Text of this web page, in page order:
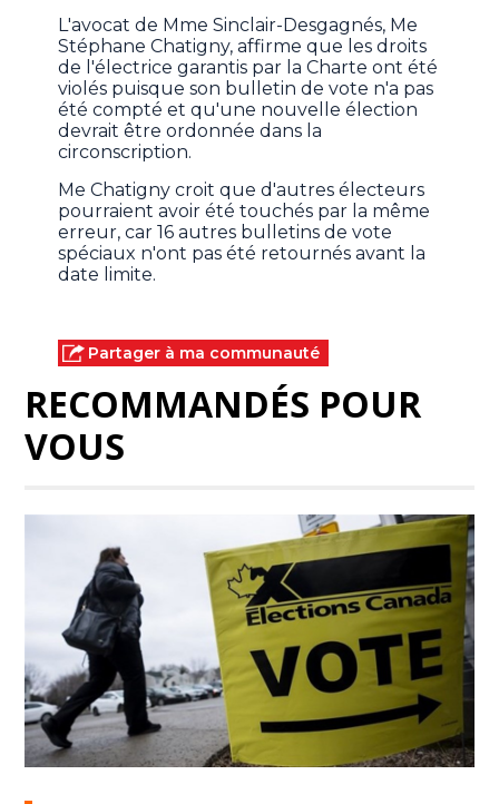
L'avocat de Mme Sinclair-Desgagnés, Me
Stéphane Chatigny, affirme que les droits
de l'électrice garantis par la Charte ont été
violés puisque son bulletin de vote n'a pas
été compté et qu'une nouvelle élection
devrait être ordonnée dans la
circonscription.
Me Chatigny croit que d'autres électeurs
pourraient avoir été touchés par la même
erreur, car 16 autres bulletins de vote
spéciaux n'ont pas été retournés avant la
date limite.
Partager à ma communauté
RECOMMANDÉS POUR
VOUS